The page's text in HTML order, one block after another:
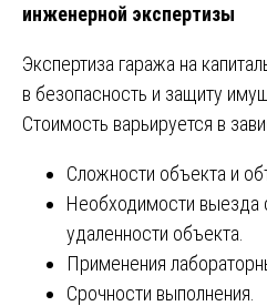
инженерной экспертизы
Экспертиза гаража на
в безопасность и защиту
Стоимость варьируется в
Сложности объекта и
Необходимости выезда
удаленности объекта.
Применения
Срочности выполнения.